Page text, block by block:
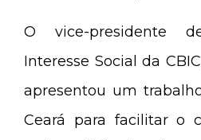
O vice-presidente
Interesse Social da
apresentou um
Ceará para facilitar o